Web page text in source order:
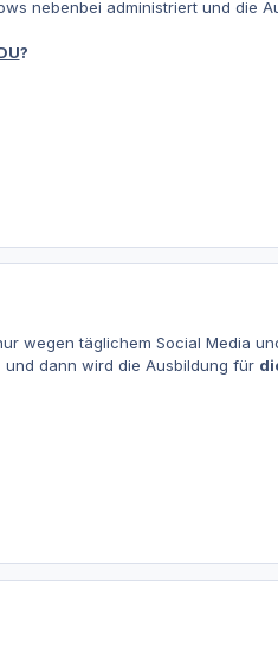
nebenbei administriert und die
?
wegen täglichem Social Media
und dann wird die Ausbildung für